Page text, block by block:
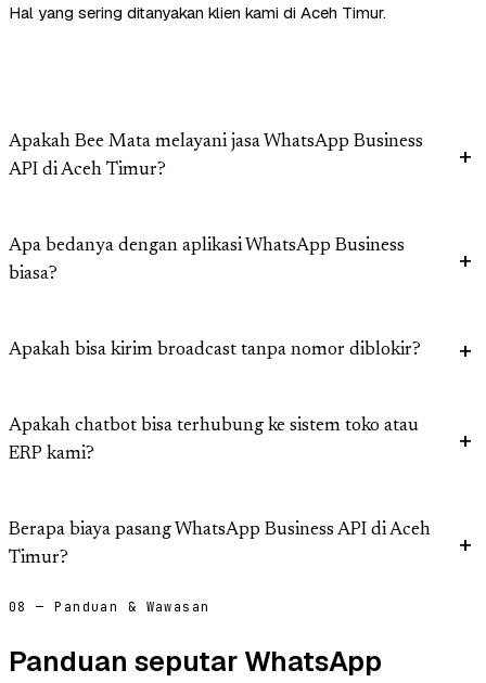
Hal yang sering ditanyakan klien kami di Aceh Timur.
Apakah Bee Mata melayani jasa WhatsApp Business
API di Aceh Timur?
Apa bedanya dengan aplikasi WhatsApp Business
biasa?
Apakah bisa kirim broadcast tanpa nomor diblokir?
Apakah chatbot bisa terhubung ke sistem toko atau
ERP kami?
Berapa biaya pasang WhatsApp Business API di Aceh
Timur?
08 — Panduan & Wawasan
Panduan seputar WhatsApp